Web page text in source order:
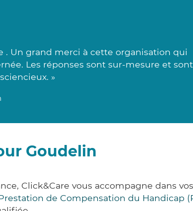
. Un grand merci à cette organisation qui
Les réponses sont sur-mesure et sont
»
Goudelin
Click&Care vous accompagne dans
de Compensation du Handicap